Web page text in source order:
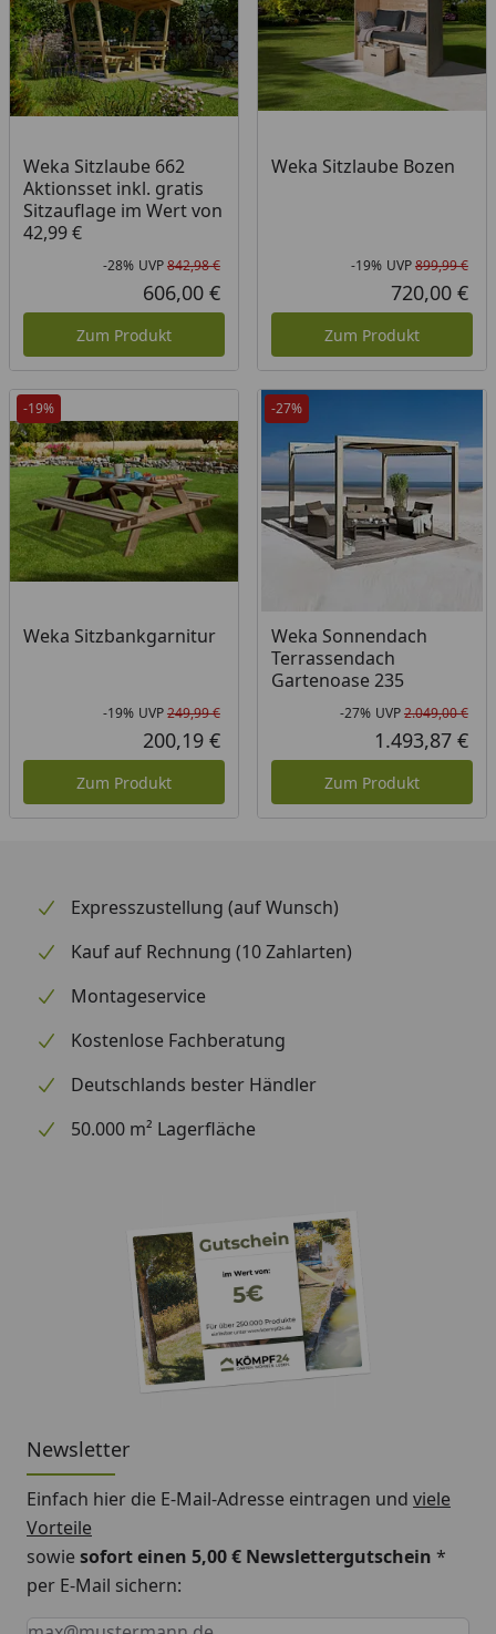
Weka Sitzlaube 662
Aktionsset inkl. gratis
Sitzauflage im Wert von
42,99 €
Rabatt in Prozent
-28%
Ursprünglicher Preis
UVP842,98 €
Aktueller Preis
606,00 €
Zum Produkt
Weka Sitzlaube Bozen
-19% UVP899,99 €
720,00 €
Zum Produkt
-19%
Weka Sitzbankgarnitur
Rabatt in Prozent
-19%
Ursprünglicher Preis
UVP249,99 €
Aktueller Preis
200,19 €
Zum Produkt
-27%
Weka Sonnendach
Terrassendach
Gartenoase 235
-27% UVP2.049,00 €
1.493,87 €
Zum Produkt
Expresszustellung (auf Wunsch)
Kauf auf Rechnung (10 Zahlarten)
Montageservice
Kostenlose Fachberatung
Deutschlands bester Händler
50.000 m² Lagerfläche
Newsletter
Einfach hier die E-Mail-Adresse eintragen und viele
Vorteile
sowiesofort einen 5,00 € Newslettergutschein *
per E-Mail sichern:
Keine Eingabe erforderlich
Eingabe erforderlich
E-Mail *